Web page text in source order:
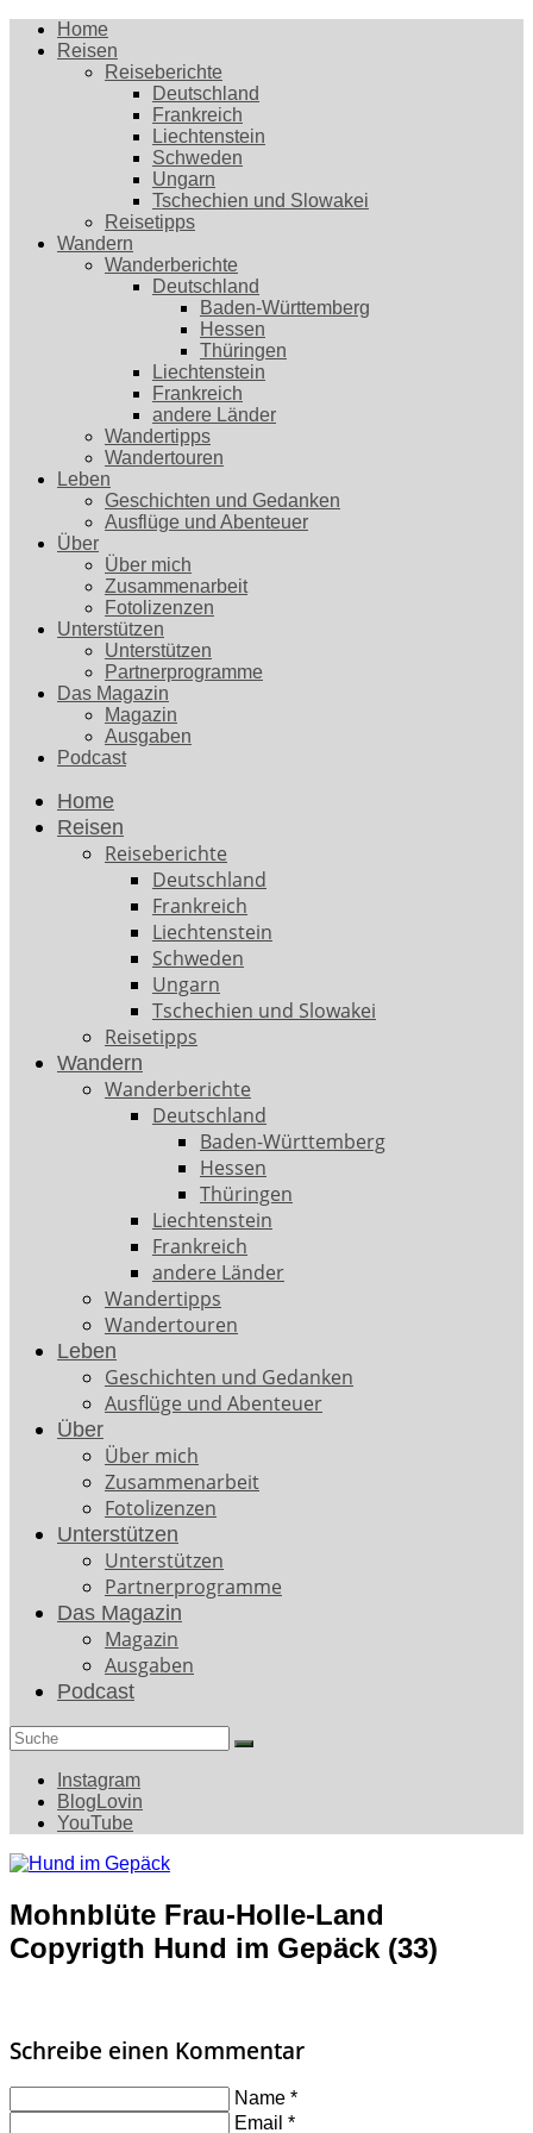
Home
Reisen
Reiseberichte
Deutschland
Frankreich
Liechtenstein
Schweden
Ungarn
Tschechien und Slowakei
Reisetipps
Wandern
Wanderberichte
Deutschland
Baden-Württemberg
Hessen
Thüringen
Liechtenstein
Frankreich
andere Länder
Wandertipps
Wandertouren
Leben
Geschichten und Gedanken
Ausflüge und Abenteuer
Über
Über mich
Zusammenarbeit
Fotolizenzen
Unterstützen
Unterstützen
Partnerprogramme
Das Magazin
Magazin
Ausgaben
Podcast
Home
Reisen
Reiseberichte
Deutschland
Frankreich
Liechtenstein
Schweden
Ungarn
Tschechien und Slowakei
Reisetipps
Wandern
Wanderberichte
Deutschland
Baden-Württemberg
Hessen
Thüringen
Liechtenstein
Frankreich
andere Länder
Wandertipps
Wandertouren
Leben
Geschichten und Gedanken
Ausflüge und Abenteuer
Über
Über mich
Zusammenarbeit
Fotolizenzen
Unterstützen
Unterstützen
Partnerprogramme
Das Magazin
Magazin
Ausgaben
Podcast
Search
Instagram
BlogLovin
YouTube
Mohnblüte Frau-Holle-Land
Copyrigth Hund im Gepäck (33)
Schreibe einen Kommentar
Name *
Email *